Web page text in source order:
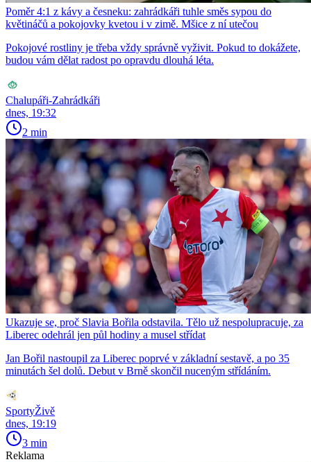
Poměr 4:1 z kávy a česneku: zahrádkáři tuhle směs sypou do
květináčů a pokojovky kvetou i v zimě. Mšice z ní utečou
Pokojové rostliny je třeba vždy správně vyživit. Pokud to dokážete,
budou vám dělat radost po opravdu dlouhá léta.
Chalupáři-Zahrádkáři
dnes, 19:32
2 min
Ukazuje se, proč Slavia Bořila odstavila. Tělo už nespolupracuje, za
Liberec odehrál jen půl hodiny a musel střídat
Jan Bořil nastoupil za Liberec poprvé v základní sestavě, a po 35
minutách šel dolů. Debut v Brně skončil nuceným střídáním.
SportyŽivě
dnes, 19:19
3 min
Reklama